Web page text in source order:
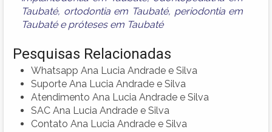
Taubaté, ortodontia em Taubaté, periodontia em
Taubatée próteses em Taubaté
Pesquisas Relacionadas
Whatsapp Ana Lucia Andrade e Silva
Suporte Ana Lucia Andrade e Silva
Atendimento Ana Lucia Andrade e Silva
SAC Ana Lucia Andrade e Silva
Contato Ana Lucia Andrade e Silva